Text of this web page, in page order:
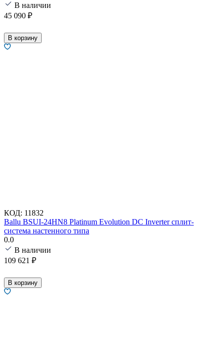
В наличии
45 090 ₽
В корзину
КОД: 11832
Ballu BSUI-24HN8 Platinum Evolution DC Inverter сплит-
система настенного типа
0.0
В наличии
109 621 ₽
В корзину